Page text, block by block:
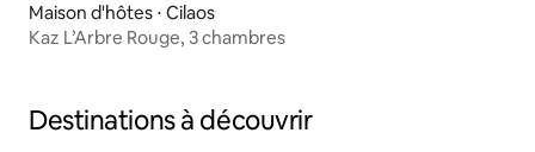
Maison d'hôtes ⋅ Cilaos
Kaz L’Arbre Rouge, 3 chambres
Destinations à découvrir